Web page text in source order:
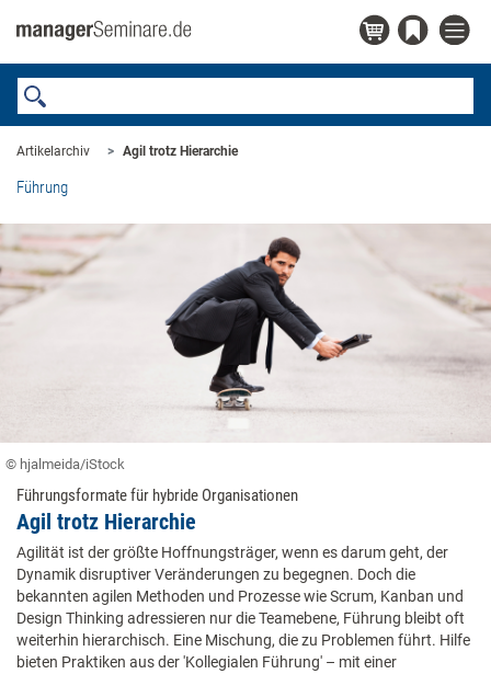
Artikelarchiv Agil trotz Hierarchie
Führung
© hjalmeida/iStock
Führungsformate für hybride Organisationen
Agil trotz Hierarchie
Agilität ist der größte Hoffnungsträger, wenn es darum geht, der
Dynamik disruptiver Veränderungen zu begegnen. Doch die
bekannten agilen Methoden und Prozesse wie Scrum, Kanban und
Design Thinking adressieren nur die Teamebene, Führung bleibt oft
weiterhin hierarchisch. Eine Mischung, die zu Problemen führt. Hilfe
bieten Praktiken aus der 'Kollegialen Führung' – mit einer